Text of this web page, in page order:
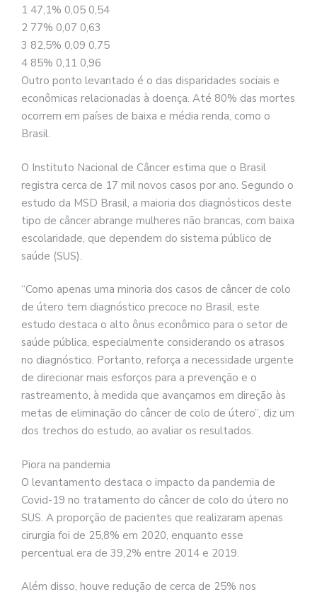
1 47,1% 0,05 0,54
2 77% 0,07 0,63
3 82,5% 0,09 0,75
4 85% 0,11 0,96
Outro ponto levantado é o das disparidades sociais e
econômicas relacionadas à doença. Até 80% das mortes
ocorrem em países de baixa e média renda, como o
Brasil.
O Instituto Nacional de Câncer estima que o Brasil
registra cerca de 17 mil novos casos por ano. Segundo o
estudo da MSD Brasil, a maioria dos diagnósticos deste
tipo de câncer abrange mulheres não brancas, com baixa
escolaridade, que dependem do sistema público de
saúde (SUS).
“Como apenas uma minoria dos casos de câncer de colo
de útero tem diagnóstico precoce no Brasil, este
estudo destaca o alto ônus econômico para o setor de
saúde pública, especialmente considerando os atrasos
no diagnóstico. Portanto, reforça a necessidade urgente
de direcionar mais esforços para a prevenção e o
rastreamento, à medida que avançamos em direção às
metas de eliminação do câncer de colo de útero”, diz um
dos trechos do estudo, ao avaliar os resultados.
Piora na pandemia
O levantamento destaca o impacto da pandemia de
Covid-19 no tratamento do câncer de colo do útero no
SUS. A proporção de pacientes que realizaram apenas
cirurgia foi de 25,8% em 2020, enquanto esse
percentual era de 39,2% entre 2014 e 2019.
Além disso, houve redução de cerca de 25% nos